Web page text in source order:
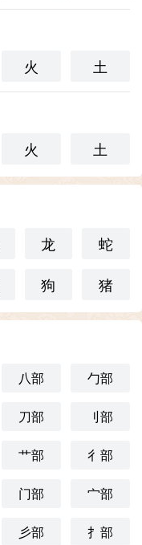
火 土
火 土
龙
蛇
狗 猪
八部 勹部
刀部 刂部
艹部 彳部
门部 宀部
彡部 扌部